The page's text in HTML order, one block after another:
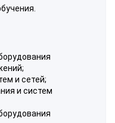
и сетей;
и систем